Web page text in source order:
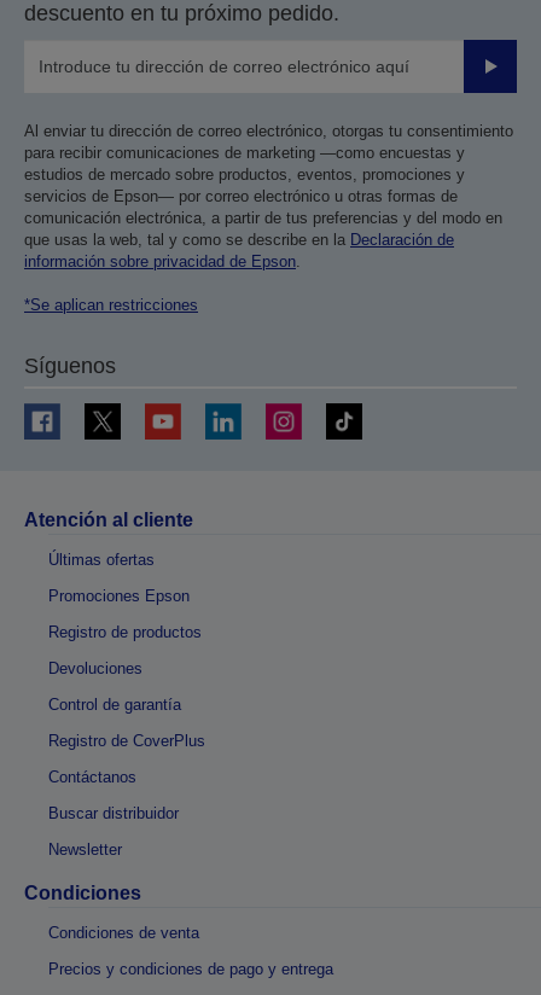
descuento en tu próximo pedido.
Enviar
Al enviar tu dirección de correo electrónico, otorgas tu consentimiento
para recibir comunicaciones de marketing —como encuestas y
estudios de mercado sobre productos, eventos, promociones y
servicios de Epson— por correo electrónico u otras formas de
comunicación electrónica, a partir de tus preferencias y del modo en
que usas la web, tal y como se describe en la Declaración de
información sobre privacidad de Epson.
*Se aplican restricciones
Síguenos
Atención al cliente
Últimas ofertas
Promociones Epson
Registro de productos
Devoluciones
Control de garantía
Registro de CoverPlus
Contáctanos
Buscar distribuidor
Newsletter
Condiciones
Condiciones de venta
Precios y condiciones de pago y entrega